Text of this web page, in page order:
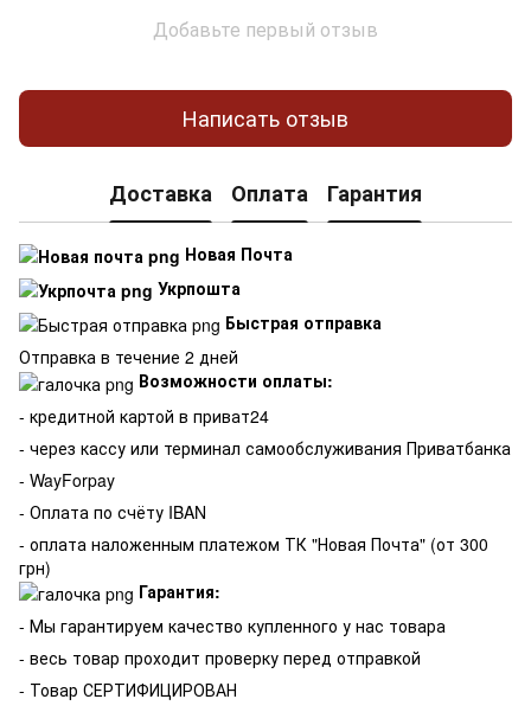
Добавьте первый отзыв
Написать отзыв
Доставка Оплата Гарантия
Новая Почта
Укрпошта
Быстрая отправка
Отправка в течение 2 дней
Возможности оплаты:
- кредитной картой в приват24
- через кассу или терминал самообслуживания Приватбанка
- WayForpay
- Оплата по счёту IBAN
- оплата наложенным платежом ТК "Новая Почта" (от 300
грн)
Гарантия:
- Мы гарантируем качество купленного у нас товара
- весь товар проходит проверку перед отправкой
- Товар СЕРТИФИЦИРОВАН